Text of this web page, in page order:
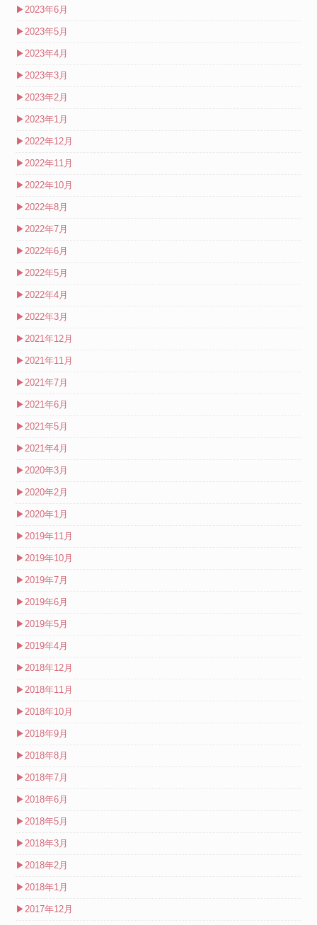
▶2023年6月
▶2023年5月
▶2023年4月
▶2023年3月
▶2023年2月
▶2023年1月
▶2022年12月
▶2022年11月
▶2022年10月
▶2022年8月
▶2022年7月
▶2022年6月
▶2022年5月
▶2022年4月
▶2022年3月
▶2021年12月
▶2021年11月
▶2021年7月
▶2021年6月
▶2021年5月
▶2021年4月
▶2020年3月
▶2020年2月
▶2020年1月
▶2019年11月
▶2019年10月
▶2019年7月
▶2019年6月
▶2019年5月
▶2019年4月
▶2018年12月
▶2018年11月
▶2018年10月
▶2018年9月
▶2018年8月
▶2018年7月
▶2018年6月
▶2018年5月
▶2018年3月
▶2018年2月
▶2018年1月
▶2017年12月